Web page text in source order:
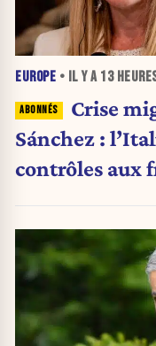
EUROPE • IL Y A 13
Crise
Sánchez :
contrôles aux